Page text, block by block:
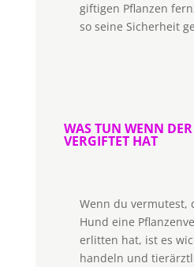
giftigen Pflanzen
so seine Sicherheit
WAS TUN WENN
VERGIFTET HAT
Wenn du vermutest,
Hund eine
erlitten hat, ist es
handeln und